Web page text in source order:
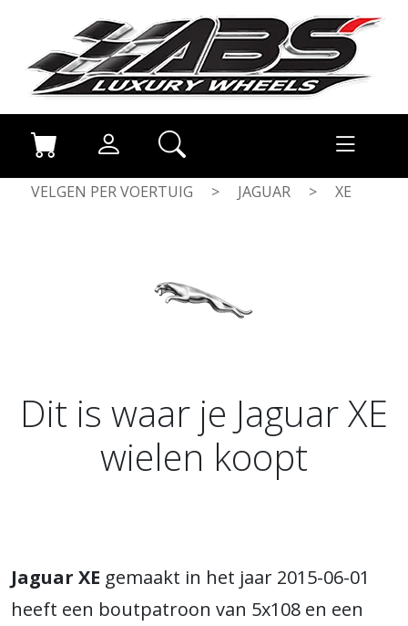
VELGEN PER VOERTUIG > JAGUAR > XE
Dit is waar je Jaguar XE
wielen koopt
Jaguar XE gemaakt in het jaar 2015-06-01
heeft een boutpatroon van 5x108 en een